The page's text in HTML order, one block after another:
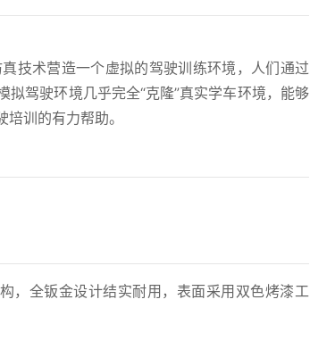
技术营造一个虚拟的驾驶训练环境，人们通过
驾驶环境几乎完全“克隆”真实学车环境，能够
训的有力帮助。
，全钣金设计结实耐用，表面采用双色烤漆工